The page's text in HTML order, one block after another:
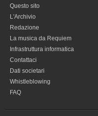
Questo sito
L'Archivio
Redazione
La musica da Requiem
Infrastruttura informatica
Contattaci
Dati societari
Whistleblowing
FAQ